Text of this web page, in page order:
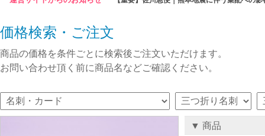
価格検索・ご注文
商品の価格を条件ごとに検索後ご注文いただけます。
お問い合わせ頂く前に商品名などご確認ください。
▼ 商品